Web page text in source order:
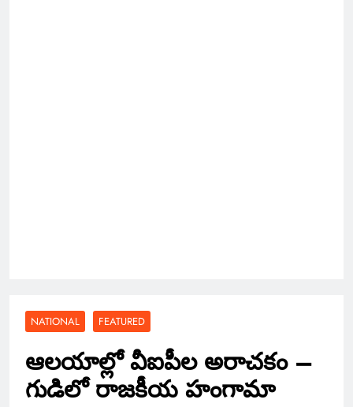
NATIONAL FEATURED
ఆలయాల్లో వీఐపీల అరాచకం –
గుడిలో రాజకీయ హంగామా